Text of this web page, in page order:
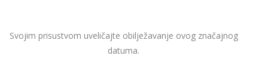
Svojim prisustvom uveličajte obilježavanje ovog značajnog
datuma.